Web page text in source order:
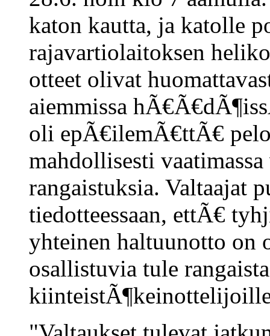
katon kautta, ja katolle
rajavartiolaitoksen
otteet olivat
aiemmissa
oli epÃ€ilemÃ€ttÃ€
mahdollisesti
rangaistuksia. Valtaajat
tiedotteessaan, ettÃ€
yhteinen haltuunotto on
osallistuvia tule